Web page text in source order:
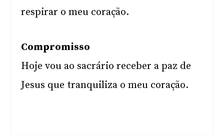
respirar o meu coração.
Compromisso
Hoje vou ao sacrário receber a paz de
Jesus que tranquiliza o meu coração.